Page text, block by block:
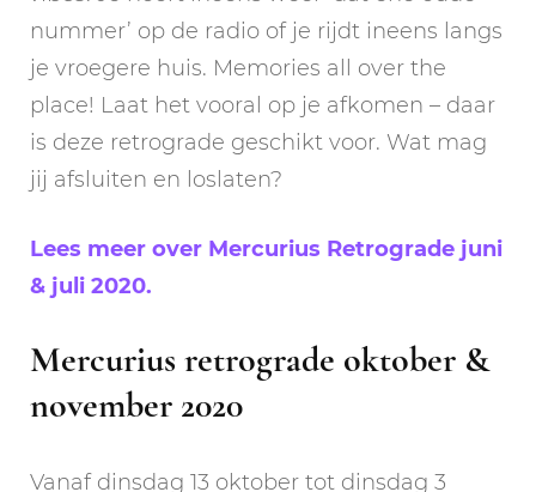
nummer’ op de radio of je rijdt ineens langs
je vroegere huis. Memories all over the
place! Laat het vooral op je afkomen – daar
is deze retrograde geschikt voor. Wat mag
jij afsluiten en loslaten?
Lees meer over Mercurius Retrograde juni
& juli 2020.
Mercurius retrograde oktober &
november 2020
Vanaf dinsdag 13 oktober tot dinsdag 3